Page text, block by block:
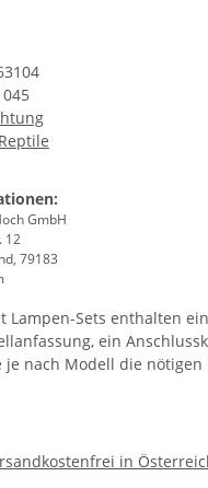
GmbH
12
79183
Lampen-Sets enthalten
ein
je nach Modell die nötigen
in